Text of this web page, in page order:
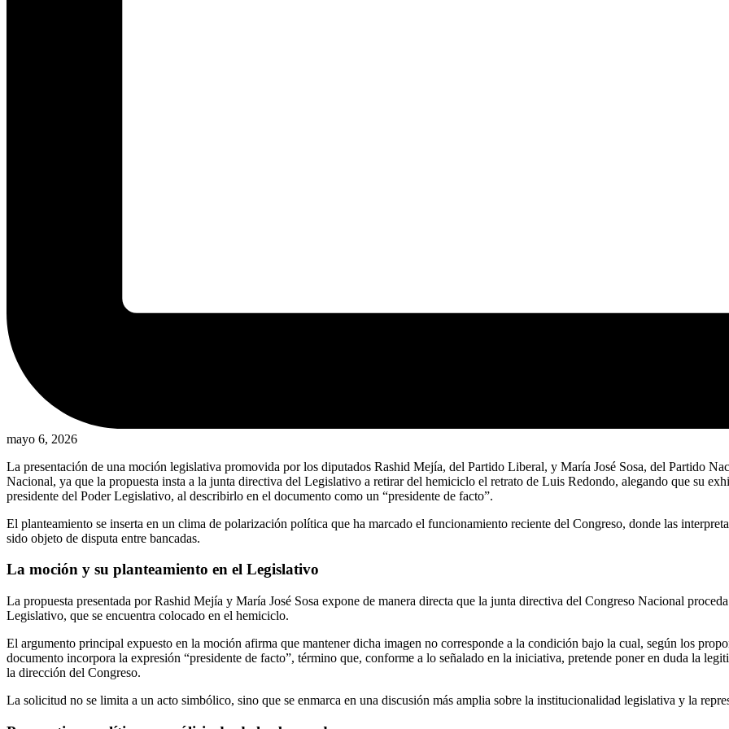
mayo 6, 2026
La presentación de una moción legislativa promovida por los diputados Rashid Mejía, del Partido Liberal, y María José Sosa, del Partido
Nacional, ya que la propuesta insta a la junta directiva del Legislativo a retirar del hemiciclo el retrato de Luis Redondo, alegando que su
presidente del Poder Legislativo, al describirlo en el documento como un “presidente de facto”.
El planteamiento se inserta en un clima de polarización política que ha marcado el funcionamiento reciente del Congreso, donde las
sido objeto de disputa entre bancadas.
La moción y su planteamiento en el Legislativo
La propuesta presentada por Rashid Mejía y María José Sosa expone de manera directa que la junta directiva del Congreso Nacional
Legislativo, que se encuentra colocado en el hemiciclo.
El argumento principal expuesto en la moción afirma que mantener dicha imagen no corresponde a la condición bajo la cual, según los
documento incorpora la expresión “presidente de facto”, término que, conforme a lo señalado en la iniciativa, pretende poner en duda la
la dirección del Congreso.
La solicitud no se limita a un acto simbólico, sino que se enmarca en una discusión más amplia sobre la institucionalidad legislativa y la